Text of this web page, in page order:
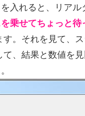
を入れると、リアル
乗せてちょっと
それを見て、ス
結果と数値を見